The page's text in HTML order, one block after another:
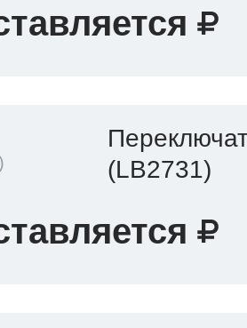
(LB2731)